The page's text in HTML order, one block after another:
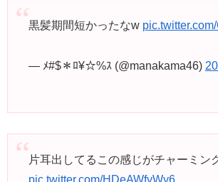
黒髪期間短かったなw
— ﾒ#$＊ﾛ¥☆%ｽ (@manakama46)
片耳出してるこの感じがチャーミン